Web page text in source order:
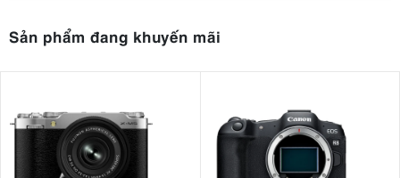
Sản phẩm đang khuyến mãi